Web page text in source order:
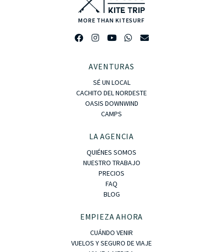
MORE THAN KITESURF
AVENTURAS
SÉ UN LOCAL
CACHITO DEL NORDESTE
OASIS DOWNWIND
CAMPS
LA AGENCIA
QUIÉNES SOMOS
NUESTRO TRABAJO
PRECIOS
FAQ
BLOG
EMPIEZA AHORA
CUÁNDO VENIR
VUELOS Y SEGURO DE VIAJE